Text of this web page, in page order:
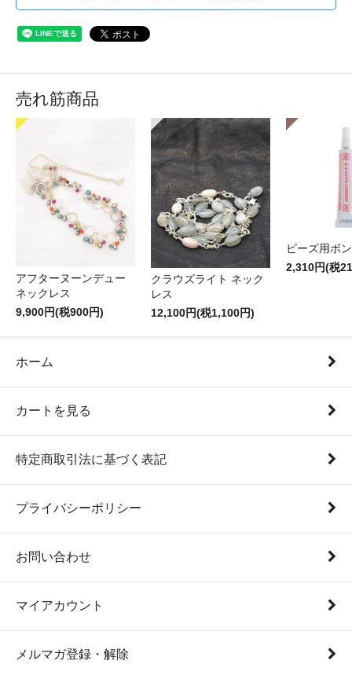
売れ筋商品
アフターヌーンデュー
ネックレス
9,900円(税900円)
クラウズライト ネック
レス
12,100円(税1,100円)
ビーズ用ボ
2,310円(税
ホーム
カートを見る
特定商取引法に基づく表記
プライバシーポリシー
お問い合わせ
マイアカウント
メルマガ登録・解除